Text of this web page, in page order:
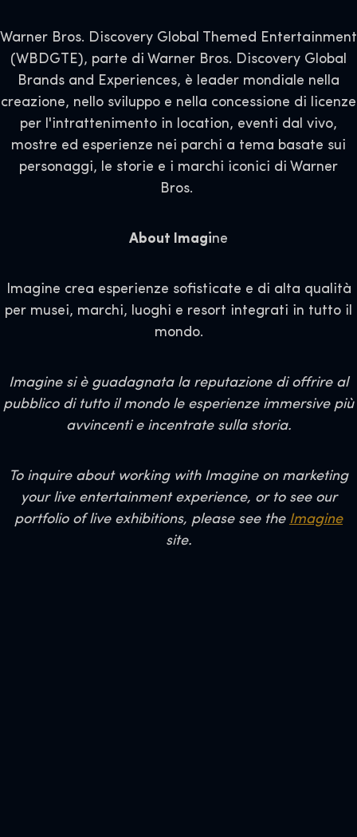
Warner Bros. Discovery Global Themed Entertainment
(WBDGTE), parte di Warner Bros. Discovery Global
Brands and Experiences, è leader mondiale nella
creazione, nello sviluppo e nella concessione di licenze
per l'intrattenimento in location, eventi dal vivo,
mostre ed esperienze nei parchi a tema basate sui
personaggi, le storie e i marchi iconici di Warner
Bros.
About Imagine
Imagine crea esperienze sofisticate e di alta qualità
per musei, marchi, luoghi e resort integrati in tutto il
mondo.
Imagine si è guadagnata la reputazione di offrire al
pubblico di tutto il mondo le esperienze immersive più
avvincenti e incentrate sulla storia.
To inquire about working with Imagine on marketing
your live entertainment experience, or to see our
portfolio of live exhibitions, please see the Imagine
site.